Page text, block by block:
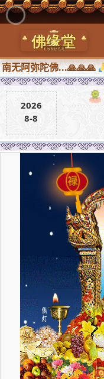
无阿弥陀佛...🙏🙏🙏
2026
8-8
禄